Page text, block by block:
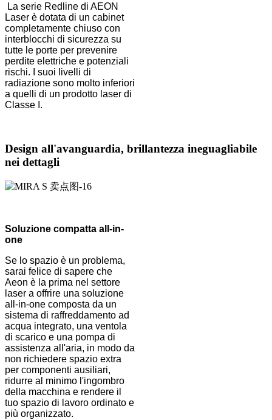
La serie Redline di AEON
Laser è dotata di un cabinet
completamente chiuso con
interblocchi di sicurezza su
tutte le porte per prevenire
perdite elettriche e potenziali
rischi. I suoi livelli di
radiazione sono molto inferiori
a quelli di un prodotto laser di
Classe I.
Design all'avanguardia, brillantezza ineguagliabile
nei dettagli
Soluzione compatta all-in-
one
Se lo spazio è un problema,
sarai felice di sapere che
Aeon è la prima nel settore
laser a offrire una soluzione
all-in-one composta da un
sistema di raffreddamento ad
acqua integrato, una ventola
di scarico e una pompa di
assistenza all'aria, in modo da
non richiedere spazio extra
per componenti ausiliari,
ridurre al minimo l'ingombro
della macchina e rendere il
tuo spazio di lavoro ordinato e
più organizzato.